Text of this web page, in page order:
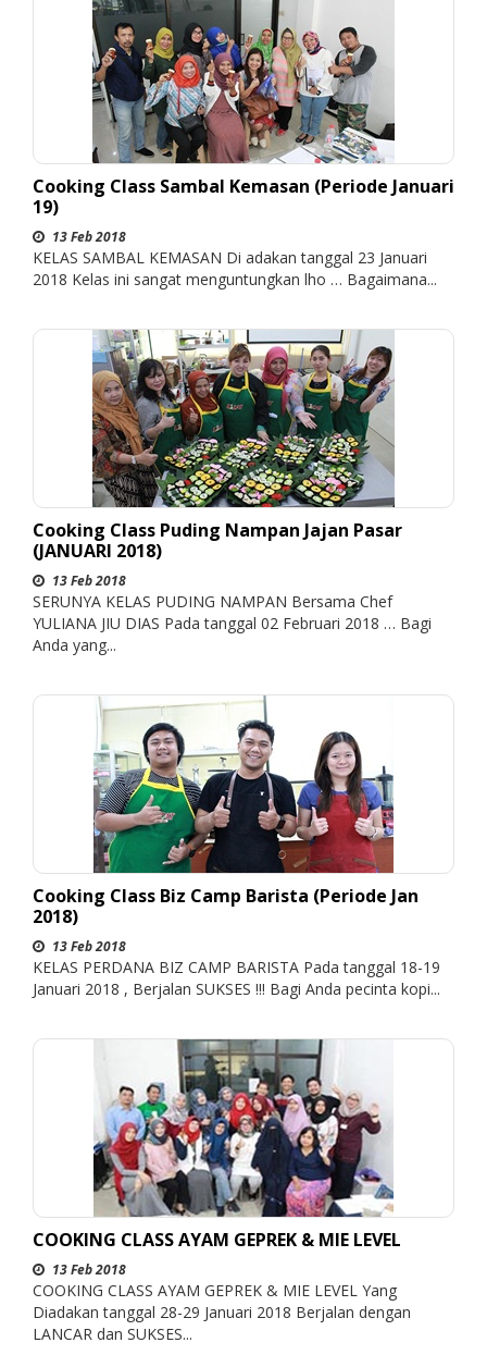
Cooking Class Sambal Kemasan (Periode Januari
19)
13 Feb 2018
KELAS SAMBAL KEMASAN Di adakan tanggal 23 Januari
2018 Kelas ini sangat menguntungkan lho … Bagaimana...
Cooking Class Puding Nampan Jajan Pasar
(JANUARI 2018)
13 Feb 2018
SERUNYA KELAS PUDING NAMPAN Bersama Chef
YULIANA JIU DIAS Pada tanggal 02 Februari 2018 … Bagi
Anda yang...
Cooking Class Biz Camp Barista (Periode Jan
2018)
13 Feb 2018
KELAS PERDANA BIZ CAMP BARISTA Pada tanggal 18-19
Januari 2018 , Berjalan SUKSES !!! Bagi Anda pecinta kopi...
COOKING CLASS AYAM GEPREK & MIE LEVEL
13 Feb 2018
COOKING CLASS AYAM GEPREK & MIE LEVEL Yang
Diadakan tanggal 28-29 Januari 2018 Berjalan dengan
LANCAR dan SUKSES...